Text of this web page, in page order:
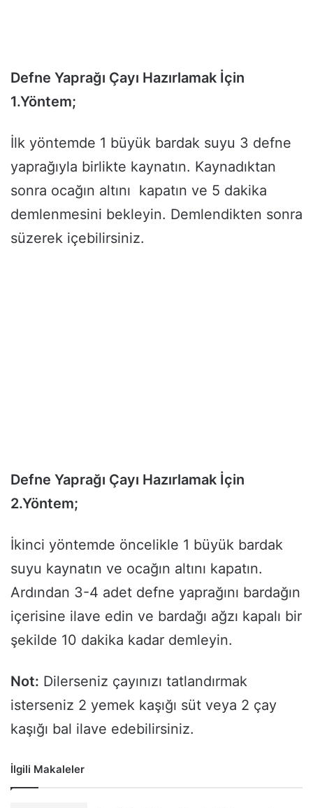
Defne Yaprağı Çayı Hazırlamak İçin
1.Yöntem;
İlk yöntemde 1 büyük bardak suyu 3 defne
yaprağıyla birlikte kaynatın. Kaynadıktan
sonra ocağın altını kapatın ve 5 dakika
demlenmesini bekleyin. Demlendikten sonra
süzerek içebilirsiniz.
Defne Yaprağı Çayı Hazırlamak İçin
2.Yöntem;
İkinci yöntemde öncelikle 1 büyük bardak
suyu kaynatın ve ocağın altını kapatın.
Ardından 3-4 adet defne yaprağını bardağın
içerisine ilave edin ve bardağı ağzı kapalı bir
şekilde 10 dakika kadar demleyin.
Not: Dilerseniz çayınızı tatlandırmak
isterseniz 2 yemek kaşığı süt veya 2 çay
kaşığı bal ilave edebilirsiniz.
İlgili Makaleler